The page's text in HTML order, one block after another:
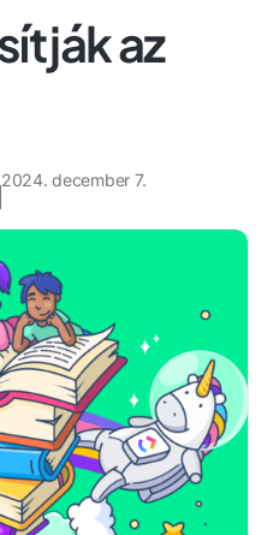
az
2024. december 7.